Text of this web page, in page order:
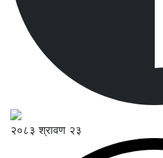
२०८३ श्रावण २३